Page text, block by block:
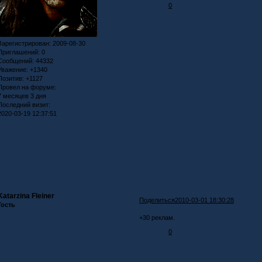
: 2009-08-30
0
44332
+1340
+1127
на форуме:
месяцев 3 дня
визит:
03-19 12:37:51
0
Поделиться2010-03-01 18:30:28
Fleiner
+30 реклам.
0